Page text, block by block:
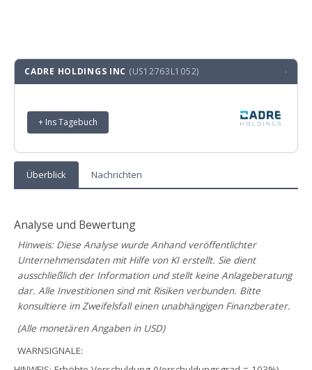
CADRE HOLDINGS INC (US12763L1052) ·
+ Ins Tagebuch
Überblick Nachrichten
Analyse und Bewertung
Hinweis: Diese Analyse wurde Anhand veröffentlichter
Unternehmensdaten mit Hilfe von KI erstellt. Sie dient
ausschließlich der Information und stellt keine Anlageberatung
dar. Alle Investitionen sind mit Risiken verbunden. Bitte
konsultiere im Zweifelsfall einen unabhängigen Finanzberater.
(Alle monetären Angaben in USD)
WARNSIGNALE: